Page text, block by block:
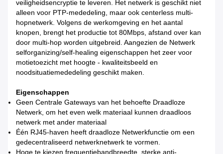
veiligheidsencryptie te leveren. Het netwerk is geschikt niet
alleen voor PTP-mededeling, maar ook centerless multi-
hopnetwerk. Volgens de werkomgeving en het aantal
knopen, brengt het productie tot 80Mbps, afstand over kan
door multi-hop worden uitgebreid. Aangezien de Netwerk
selforganizing/self-healing eigenschappen het zeer voor
motietoezicht met hoogte - kwaliteitsbeeld en
noodsituatiemededeling geschikt maken.
Eigenschappen
Geen Centrale Gateways van het behoefte Draadloze
Netwerk, om het even welk materiaal kunnen draadloos
netwerk met ander materiaal
Één RJ45-haven heeft draadloze Netwerkfunctie om een
gedecentraliseerd netwerknetwerk te vormen.
Hoge te kiezen frequentiebandbreedte, sterke anti-